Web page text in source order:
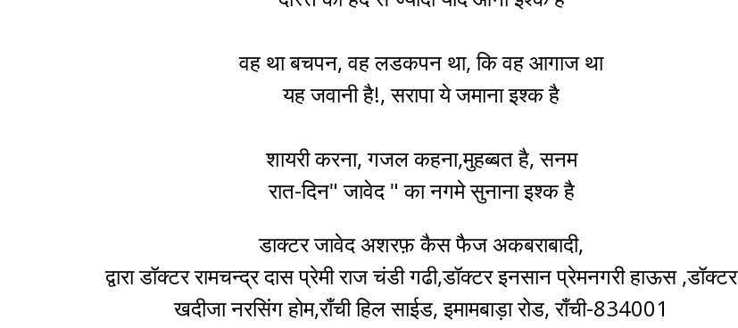
वह था बचपन, वह लडकपन था, कि वह आगाज था
यह जवानी है!, सरापा ये जमाना इश्क है
शायरी करना, गजल कहना,मुहब्बत है, सनम
रात-दिन" जावेद " का नगमे सुनाना इश्क है
डाक्टर जावेद अशरफ़ कैस फैज अकबराबादी,
द्वारा डॉक्टर रामचन्द्र दास प्रेमी राज चंडी गढी,डॉक्टर इनसान प्रेमनगरी हाऊस ,डॉक्टर
खदीजा नरसिंग होम,राँची हिल साईड, इमामबाड़ा रोड, राँची-834001